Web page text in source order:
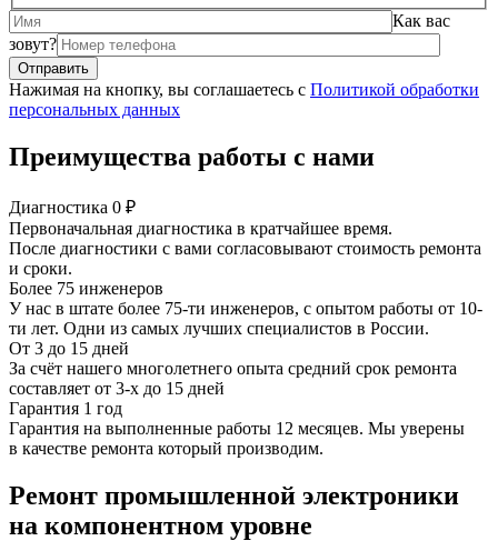
Как вас
зовут?
Нажимая на кнопку, вы соглашаетесь с Политикой обработки
персональных данных
Преимущества работы с нами
Диагностика 0 ₽
Первоначальная диагностика в кратчайшее время.
После диагностики с вами согласовывают стоимость ремонта
и сроки.
Более 75 инженеров
У нас в штате более 75-ти инженеров, с опытом работы от 10-
ти лет. Одни из самых лучших специалистов в России.
От 3 до 15 дней
За счёт нашего многолетнего опыта средний срок ремонта
составляет от 3-х до 15 дней
Гарантия 1 год
Гарантия на выполненные работы 12 месяцев. Мы уверены
в качестве ремонта который производим.
Ремонт промышленной электроники
на компонентном уровне